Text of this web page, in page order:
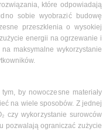
które odpowiadają
sobie wyobrazić budowę
przeszklenia o wysokiej
energii na ogrzewanie i
maksymalne wykorzystanie
by nowoczesne materiały
na wiele sposobów. Z jednej
czy wykorzystanie surowców
pozwalają ograniczać zużycie